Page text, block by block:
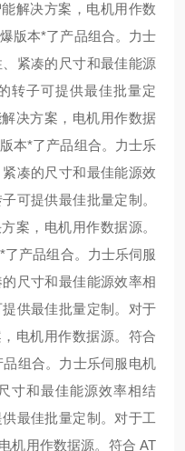
解决方案，电机用作数
版本*了产品组合。 力士
紧凑的尺寸和最佳能源
转子可提供最佳批量定
决方案，电机用作数据
本*了产品组合。 力士乐
凑的尺寸和最佳能源效
可提供最佳批量定制。
案，电机用作数据源。
产品组合。 力士乐伺服
尺寸和最佳能源效率相
供最佳批量定制。对于
电机用作数据源。符合
组合。 力士乐伺服电机
寸和最佳能源效率相结
最佳批量定制。对于工
机用作数据源。符合 AT